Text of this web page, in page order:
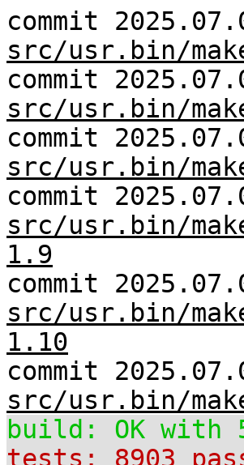
commit
src/usr.bin/
commit
src/usr.bin/
commit
src/usr.bin/
commit
src/usr.bin/
1.9
commit
src/usr.bin/
1.10
commit
src/usr.bin/
build: OK with
tests: 8903